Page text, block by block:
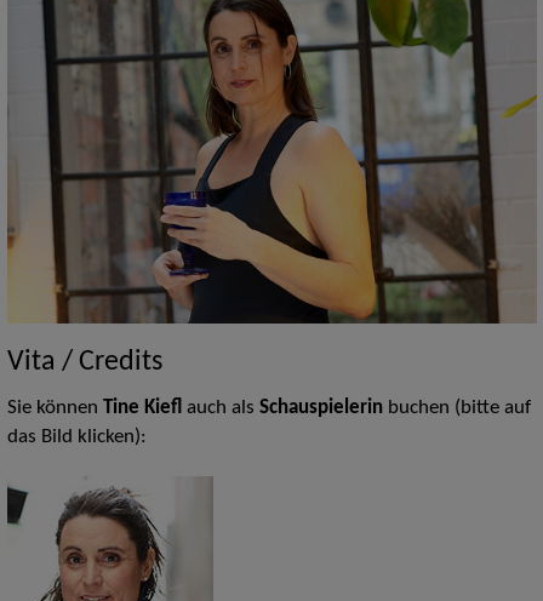
Vita / Credits
Sie können Tine Kiefl auch als Schauspielerinbuchen (bitte auf
das Bild klicken):